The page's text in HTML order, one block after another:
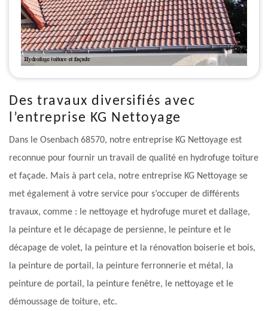
Des travaux diversifiés avec
l’entreprise KG Nettoyage
Dans le Osenbach 68570, notre entreprise KG Nettoyage est
reconnue pour fournir un travail de qualité en hydrofuge toiture
et façade. Mais à part cela, notre entreprise KG Nettoyage se
met également à votre service pour s’occuper de différents
travaux, comme : le nettoyage et hydrofuge muret et dallage,
la peinture et le décapage de persienne, le peinture et le
décapage de volet, la peinture et la rénovation boiserie et bois,
la peinture de portail, la peinture ferronnerie et métal, la
peinture de portail, la peinture fenêtre, le nettoyage et le
démoussage de toiture, etc.